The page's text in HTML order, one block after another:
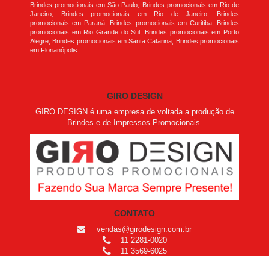
Brindes promocionais em São Paulo, Brindes promocionais em Rio de
Janeiro, Brindes promocionais em Rio de Janeiro, Brindes
promocionais em Paraná, Brindes promocionais em Curitiba, Brindes
promocionais em Rio Grande do Sul, Brindes promocionais em Porto
Alegre, Brindes promocionais em Santa Catarina, Brindes promocionais
em Florianópolis
GIRO DESIGN
GIRO DESIGN é uma empresa de voltada a produção de
Brindes e de Impressos Promocionais.
CONTATO
vendas@girodesign.com.br
11 2281-0020
11 3569-6025